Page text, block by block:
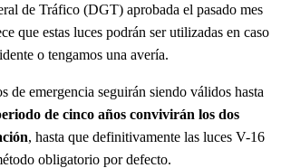
de Tráfico (DGT) aprobada el pasado mes
que estas luces podrán ser utilizadas en caso
o tengamos una avería.
de emergencia seguirán siendo válidos hasta
de cinco años convivirán los dos
, hasta que definitivamente las luces V-16
obligatorio por defecto.